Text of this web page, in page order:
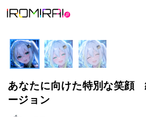
あなたに向けた特別な笑顔
ージョン